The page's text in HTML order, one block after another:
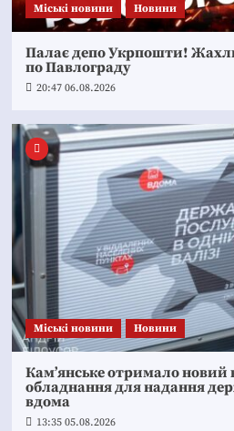
Mіські новини Новини
Палає депо Укрпошти!
по Павлограду
20:47 06.08.2026
Mіські новини Новини
Кам’янське отримало новий
обладнання для надання
вдома
13:35 05.08.2026